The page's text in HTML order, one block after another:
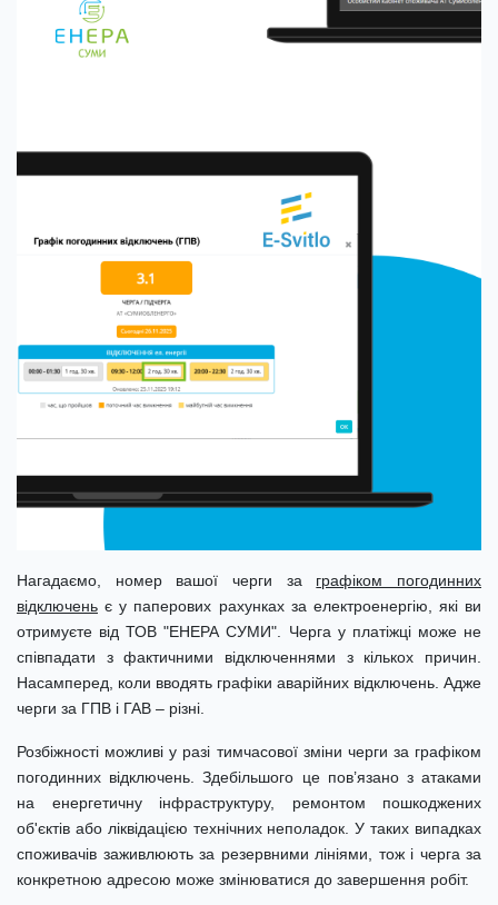
Нагадаємо, номер вашої черги за графіком погодинних
відключень є у паперових рахунках за електроенергію, які ви
отримуєте від ТОВ "ЕНЕРА СУМИ". Черга у платіжці може не
співпадати з фактичними відключеннями з кількох причин.
Насамперед, коли вводять графіки аварійних відключень. Адже
черги за ГПВ і ГАВ – різні.
Розбіжності можливі у разі тимчасової зміни черги за графіком
погодинних відключень. Здебільшого це пов’язано з атаками
на енергетичну інфраструктуру, ремонтом пошкоджених
об'єктів або ліквідацією технічних неполадок. У таких випадках
споживачів заживлюють за резервними лініями, тож і черга за
конкретною адресою може змінюватися до завершення робіт.